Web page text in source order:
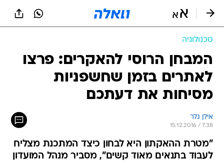
טכנולוגיה
המבחן הרוסי להאקרים: פרצו
לאתרים בזמן שחשפניות
מסיחות את דעתכם
אילן גלר
15.12.2016 / 7:38
"מטרת ההאקתון היא לבחון כיצד המתכנת מצליח
לעבוד בתנאים מאוד קשים", מסביר מנהל המועדון